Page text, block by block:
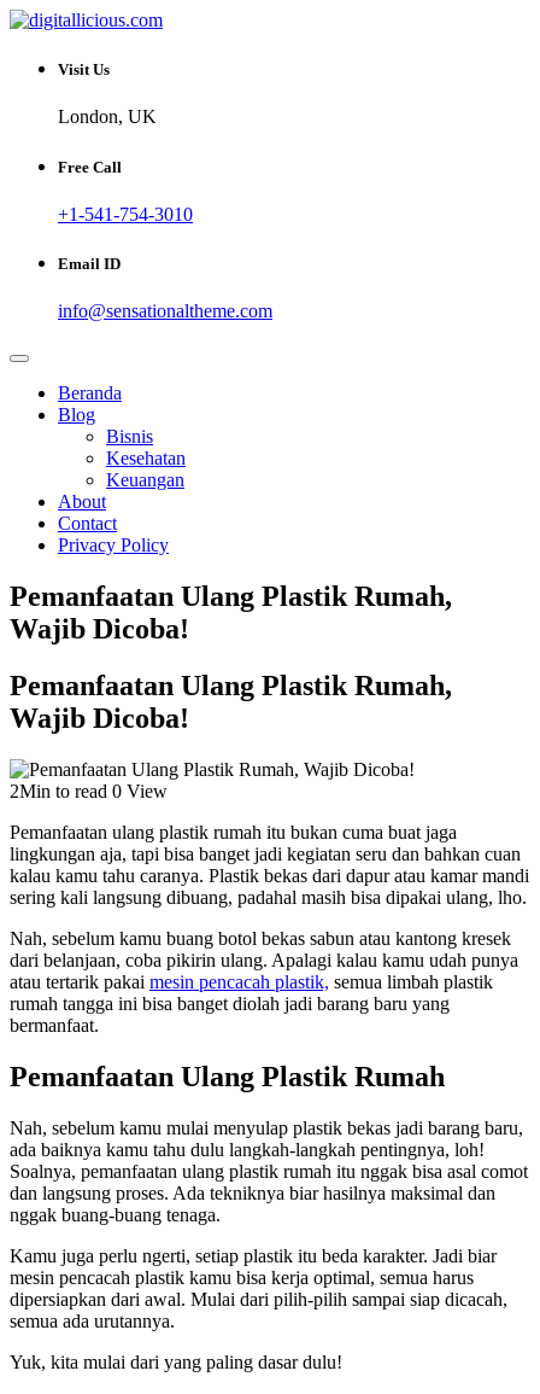
Skip
content
digitallicious.com
Sharing Digital Information
Visit Us
London, UK
Free Call
+1-541-754-3010
Email ID
info@sensationaltheme.com
Beranda
Blog
Bisnis
Kesehatan
Keuangan
About
Contact
Privacy Policy
Pemanfaatan Ulang Plastik Rumah,
Wajib Dicoba!
Pemanfaatan Ulang Plastik Rumah,
Wajib Dicoba!
2Min to read 0 View
Pemanfaatan ulang plastik rumah itu bukan cuma buat jaga
lingkungan aja, tapi bisa banget jadi kegiatan seru dan bahkan cuan
kalau kamu tahu caranya. Plastik bekas dari dapur atau kamar mandi
sering kali langsung dibuang, padahal masih bisa dipakai ulang, lho.
Nah, sebelum kamu buang botol bekas sabun atau kantong kresek
dari belanjaan, coba pikirin ulang. Apalagi kalau kamu udah punya
atau tertarik pakai mesin pencacah plastik, semua limbah plastik
rumah tangga ini bisa banget diolah jadi barang baru yang
bermanfaat.
Pemanfaatan Ulang Plastik Rumah
Nah, sebelum kamu mulai menyulap plastik bekas jadi barang baru,
ada baiknya kamu tahu dulu langkah-langkah pentingnya, loh!
Soalnya, pemanfaatan ulang plastik rumah itu nggak bisa asal comot
dan langsung proses. Ada tekniknya biar hasilnya maksimal dan
nggak buang-buang tenaga.
Kamu juga perlu ngerti, setiap plastik itu beda karakter. Jadi biar
mesin pencacah plastik kamu bisa kerja optimal, semua harus
dipersiapkan dari awal. Mulai dari pilih-pilih sampai siap dicacah,
semua ada urutannya.
Yuk, kita mulai dari yang paling dasar dulu!